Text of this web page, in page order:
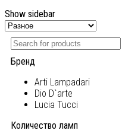
Show sidebar
Бренд
Arti Lampadari
Dio D`arte
Lucia Tucci
Количество ламп